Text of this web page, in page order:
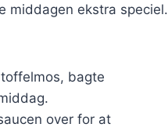
middagen ekstra speciel.
bagte
over for at